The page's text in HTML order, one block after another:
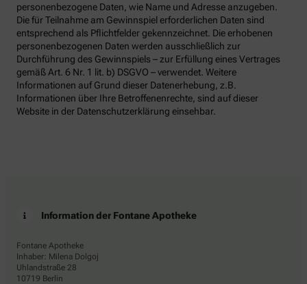
personenbezogene Daten, wie Name und Adresse anzugeben.
Die für Teilnahme am Gewinnspiel erforderlichen Daten sind
entsprechend als Pflichtfelder gekennzeichnet. Die erhobenen
personenbezogenen Daten werden ausschließlich zur
Durchführung des Gewinnspiels – zur Erfüllung eines Vertrages
gemäß Art. 6 Nr. 1 lit. b) DSGVO – verwendet. Weitere
Informationen auf Grund dieser Datenerhebung, z.B.
Informationen über Ihre Betroffenenrechte, sind auf dieser
Website in der Datenschutzerklärung einsehbar.
Information der Fontane Apotheke
Fontane Apotheke
Inhaber: Milena Dolgoj
Uhlandstraße 28
10719 Berlin